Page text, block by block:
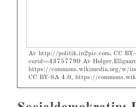
Av http://politik.in2pic.com, CC
curid=43757790 Av
https://commons.wikimedia.org/w/
CC BY-SA 4.0, https://